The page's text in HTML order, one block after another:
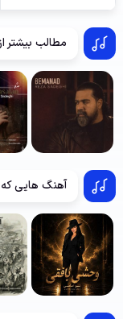
مطالب بیشتر
آهنگ هایی